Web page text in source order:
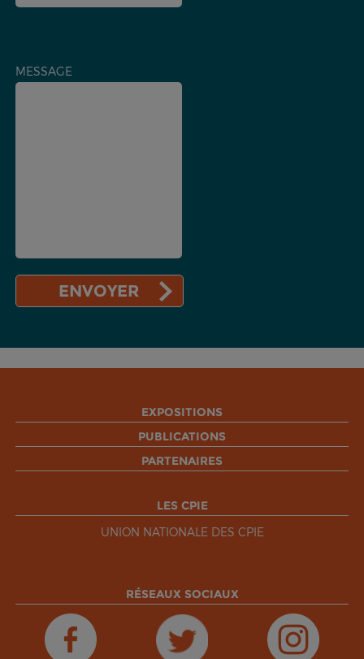
MESSAGE
EXPOSITIONS
PUBLICATIONS
PARTENAIRES
LES CPIE
UNION NATIONALE DES CPIE
RÉSEAUX SOCIAUX